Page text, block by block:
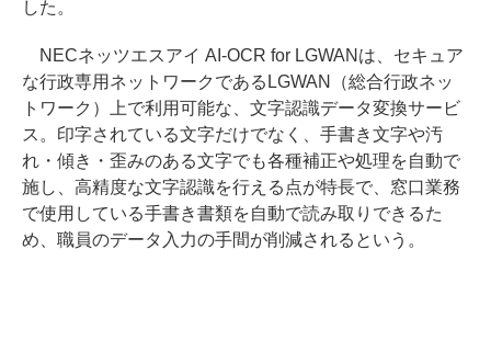
した。
NECネッツエスアイ AI-OCR for LGWANは、セキュア
な行政専用ネットワークであるLGWAN（総合行政ネッ
トワーク）上で利用可能な、文字認識データ変換サービ
ス。印字されている文字だけでなく、手書き文字や汚
れ・傾き・歪みのある文字でも各種補正や処理を自動で
施し、高精度な文字認識を行える点が特長で、窓口業務
で使用している手書き書類を自動で読み取りできるた
め、職員のデータ入力の手間が削減されるという。